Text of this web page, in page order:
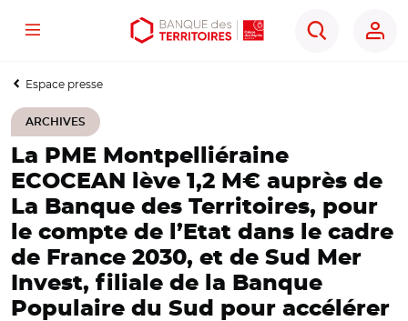
Aller
contenu
Aller
menu
Ouvrir
outils
Menu
Rechercher
Espace presse
ARCHIVES
La PME Montpelliéraine
ECOCEAN lève 1,2 M€ auprès de
La Banque des Territoires, pour
le compte de l’Etat dans le cadre
de France 2030, et de Sud Mer
Invest, filiale de la Banque
Populaire du Sud pour accélérer